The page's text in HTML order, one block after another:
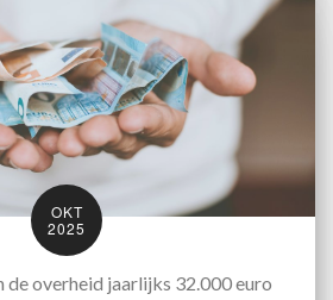
OKT
2025
de overheid jaarlijks 32.000 euro